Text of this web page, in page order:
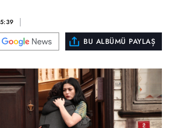
BU ALBÜMÜ PAYLAŞ